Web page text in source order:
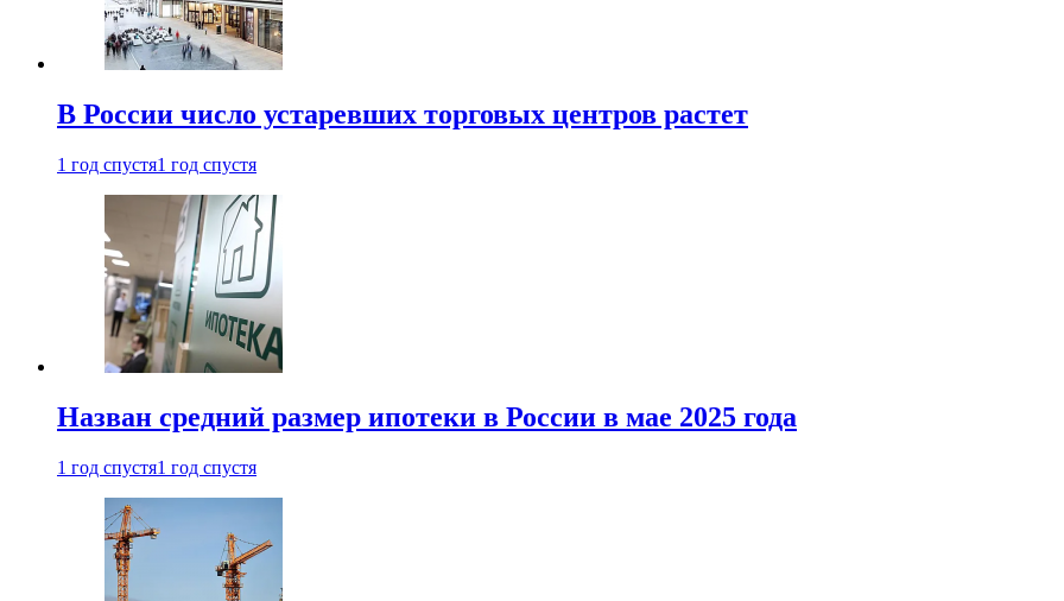
В России число устаревших торговых центров растет
1 год спустя1 год спустя
Назван средний размер ипотеки в России в мае 2025 года
1 год спустя1 год спустя